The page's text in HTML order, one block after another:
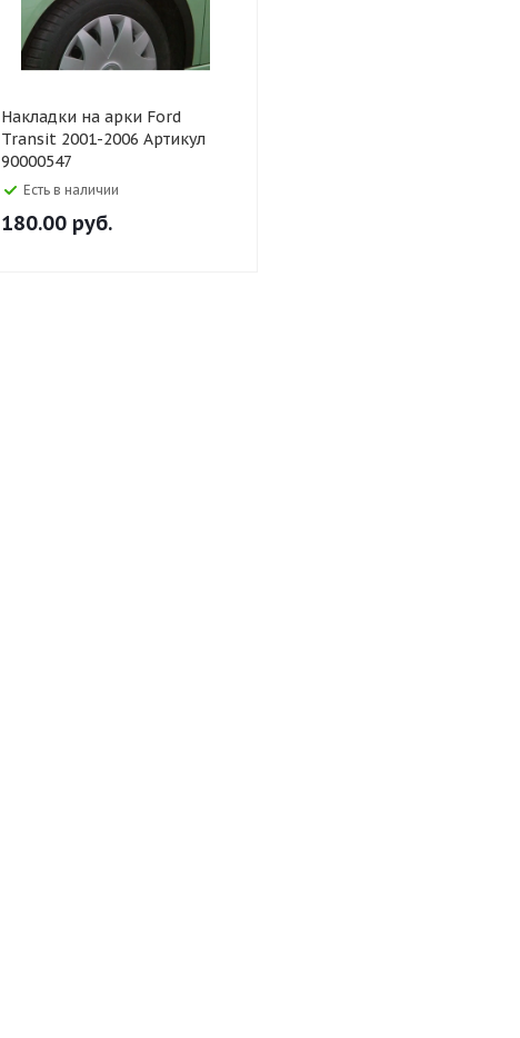
Накладки на арки Ford
Transit 2001-2006 Артикул
90000547
Есть в наличии
180.00 руб.